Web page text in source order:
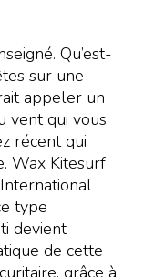
Qu’est-
sur une
appeler un
vent qui vous
récent qui
Wax Kitesurf
type
devient
de cette
grâce à